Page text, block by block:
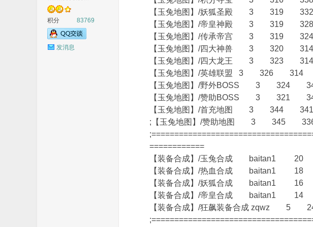
积分 83769
发消息
【玉兔地图】/妖狐圣殿 3
【玉兔地图】/帝皇神殿 3
【玉兔地图】/传承帝宫 3
【玉兔地图】/四大神兽 3
【玉兔地图】/四大龙王 3
【玉兔地图】/英雄联盟 3
【玉兔地图】/野外BOSS 3
【玉兔地图】/赞助BOSS 3
【玉兔地图】/首充地图 3
;【玉兔地图】/赞助地图 3
============
【装备合成】/玉兔合成
【装备合成】/热血合成
【装备合成】/妖狐合成
【装备合成】/帝皇合成
【装备合成】/狂飙装备合成